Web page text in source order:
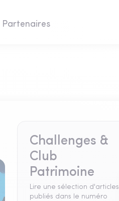
Partenaires
Challenges &
Club
Patrimoine
Lire une sélection d'articles
publiés dans le numéro